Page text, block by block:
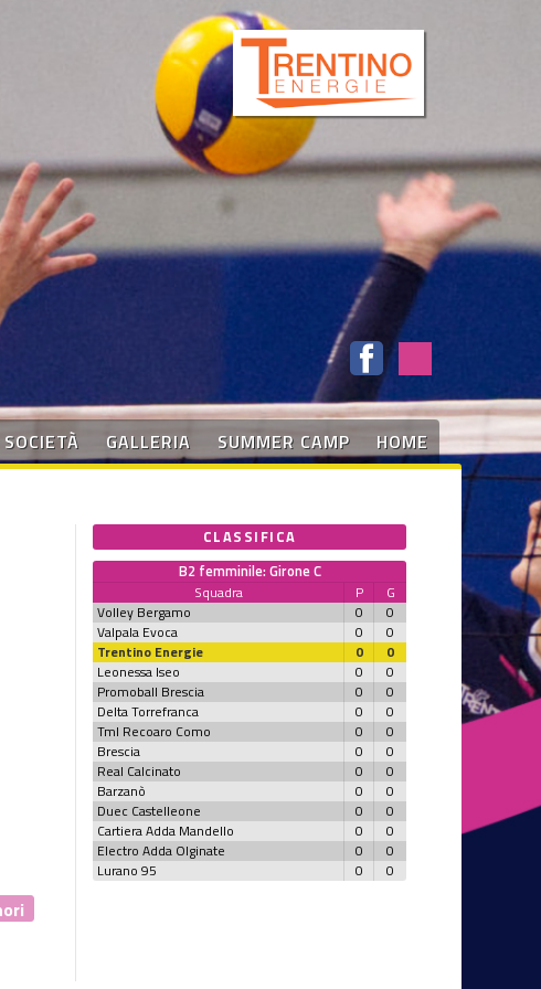
GALLERIA SUMMER CAMP HOME
CLASSIFICA
B2 femminile: Girone C
Squadra P
G
Volley Bergamo
0
0
Valpala Evoca
0
0
Trentino Energie
0
0
Leonessa Iseo
0
0
Promoball Brescia
0
0
Delta Torrefranca
0
0
Tml Recoaro Como
0
0
Brescia
0
0
Real Calcinato
0
0
Barzanò
0
0
Duec Castelleone
0
0
Cartiera Adda Mandello
0
0
Electro Adda Olginate
0
0
Lurano 95
0 0